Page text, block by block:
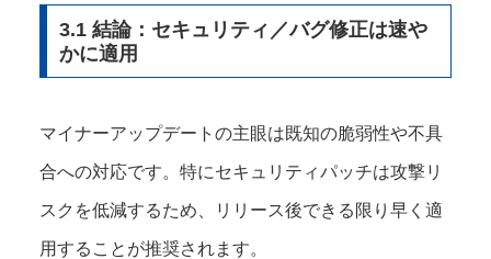
3.1 結論：セキュリティ／バグ修正は速や
かに適用
マイナーアップデートの主眼は既知の脆弱性や不具
合への対応です。特にセキュリティパッチは攻撃リ
スクを低減するため、リリース後できる限り早く適
用することが推奨されます。